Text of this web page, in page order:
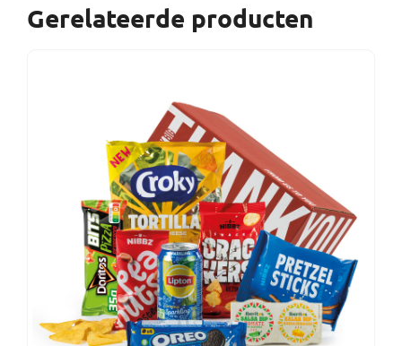
Gerelateerde producten